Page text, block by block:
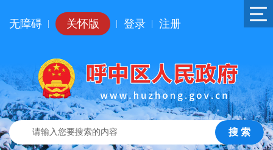
无障碍 关怀版 登录 注册
搜 索